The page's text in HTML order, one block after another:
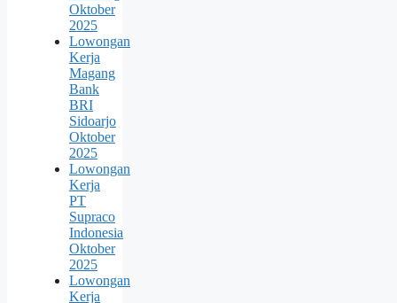
Oktober
2025
Lowongan
Kerja
Magang
Bank
BRI
Sidoarjo
Oktober
2025
Lowongan
Kerja
PT
Supraco
Indonesia
Oktober
2025
Lowongan
Kerja